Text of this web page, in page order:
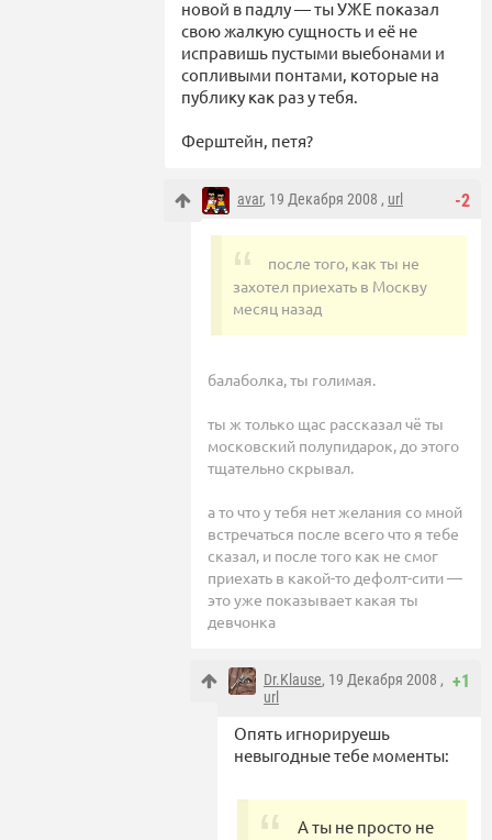
новой в падлу — ты УЖЕ показал
свою жалкую сущность и её не
исправишь пустыми выебонами и
сопливыми понтами, которые на
публику как раз у тебя.
Ферштейн, петя?
-2
avar, 19 Декабря 2008 , url
после того, как ты не
захотел приехать в Москву
месяц назад
балаболка, ты голимая.
ты ж только щас рассказал чё ты
московский полупидарок, до этого
тщательно скрывал.
а то что у тебя нет желания со мной
встречаться после всего что я тебе
сказал, и после того как не смог
приехать в какой-то дефолт-сити —
это уже показывает какая ты
девчонка
+1
Dr.Klause, 19 Декабря 2008 ,
url
Опять игнорируешь
невыгодные тебе моменты:
А ты не просто не